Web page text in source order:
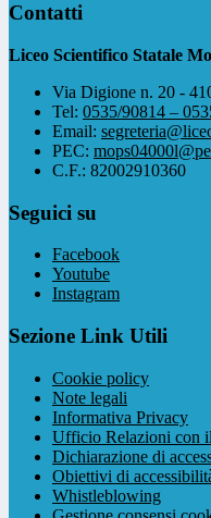
Contatti
Liceo Scientifico Statale
Via Digione n. 20 -
Tel: 0535/90814 –
Email:
PEC:
C.F.: 82002910360
Seguici su
Facebook
Youtube
Instagram
Sezione Link Utili
Cookie policy
Note legali
Informativa Privacy
Ufficio Relazioni con
Dichiarazione di
Obiettivi di
Whistleblowing